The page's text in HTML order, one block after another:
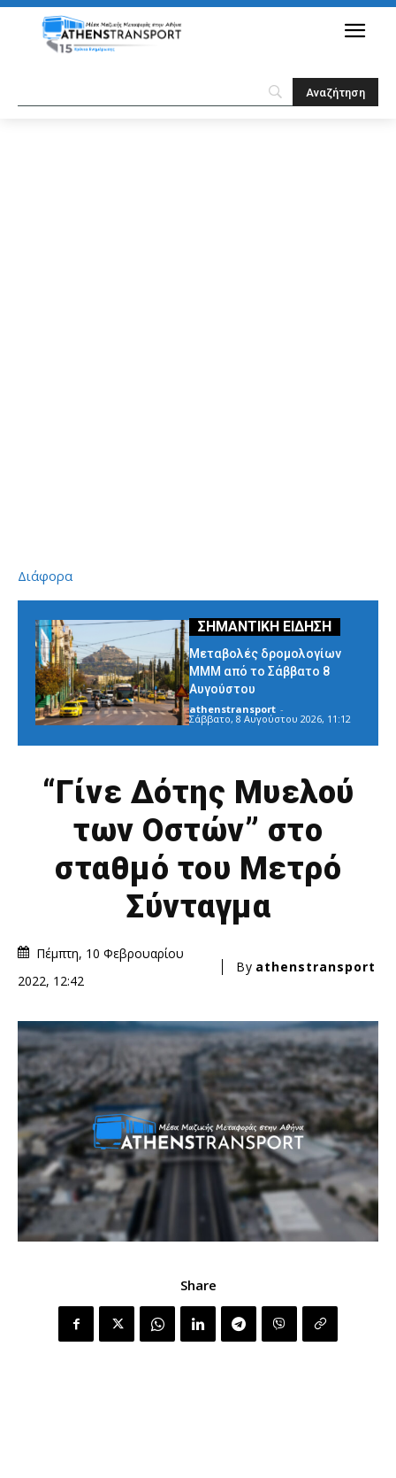
Διάφορα
Μεταβολές δρομολογίων
ΜΜΜ από το Σάββατο 8
Αυγούστου
athenstransport -
Σάββατο, 8 Αυγούστου 2026, 11:12
“Γίνε Δότης Μυελού
των Οστών” στο
σταθμό του Μετρό
Σύνταγμα
Πέμπτη, 10 Φεβρουαρίου
2022, 12:42
By athenstransport
Share